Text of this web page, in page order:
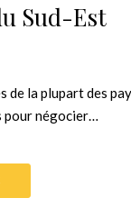
Sud-Est
la plupart des
pour négocier…